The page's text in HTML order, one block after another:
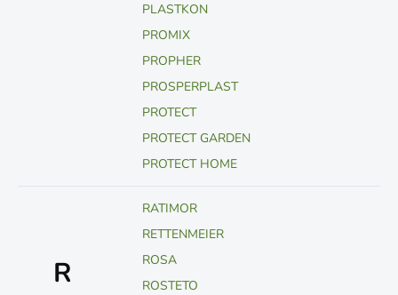
PLASTKON
PROMIX
PROPHER
PROSPERPLAST
PROTECT
PROTECT GARDEN
PROTECT HOME
R
RATIMOR
RETTENMEIER
ROSA
ROSTETO